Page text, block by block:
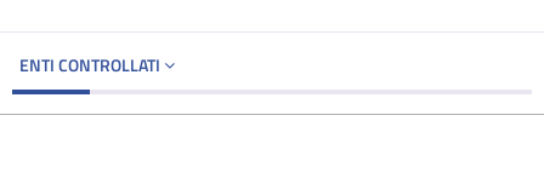
ENTI CONTROLLATI